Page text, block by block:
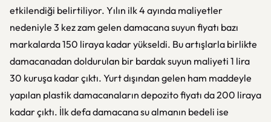
etkilendiği belirtiliyor. Yılın ilk 4 ayında maliyetler
nedeniyle 3 kez zam gelen damacana suyun fiyatı bazı
markalarda 150 liraya kadar yükseldi. Bu artışlarla birlikte
damacanadan doldurulan bir bardak suyun maliyeti 1 lira
30 kuruşa kadar çıktı. Yurt dışından gelen ham maddeyle
yapılan plastik damacanaların depozito fiyatı da 200 liraya
kadar çıktı. İlk defa damacana su almanın bedeli ise